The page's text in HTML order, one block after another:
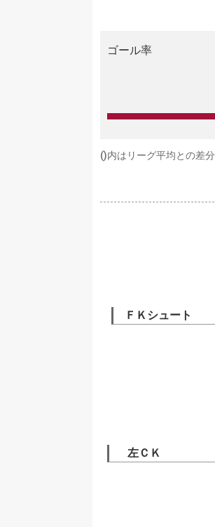
ゴール率
()内はリーグ平均との差分
ＦＫシュート
左ＣＫ